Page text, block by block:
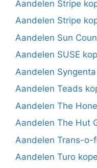
Aandelen Stripe
Aandelen Stripe
Aandelen Sun
Aandelen SUSE
Aandelen
Aandelen Teads
Aandelen The
Aandelen The Hut
Aandelen Trans-o-
Aandelen Turo